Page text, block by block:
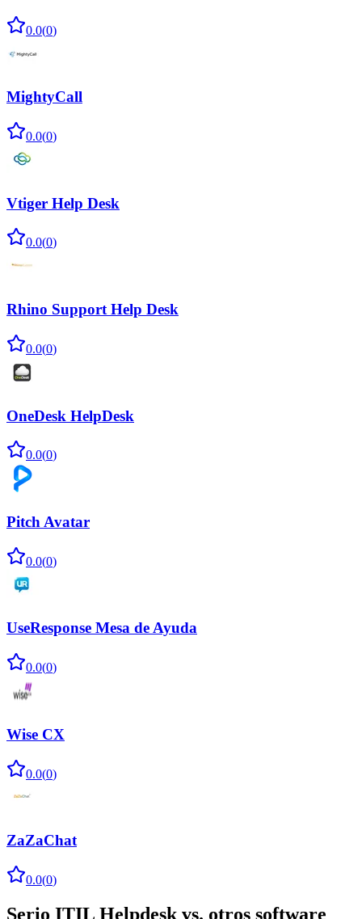
0.0(0)
MightyCall
0.0(0)
Vtiger Help Desk
0.0(0)
Rhino Support Help Desk
0.0(0)
OneDesk HelpDesk
0.0(0)
Pitch Avatar
0.0(0)
UseResponse Mesa de Ayuda
0.0(0)
Wise CX
0.0(0)
ZaZaChat
0.0(0)
Serio ITIL Helpdesk vs. otros software